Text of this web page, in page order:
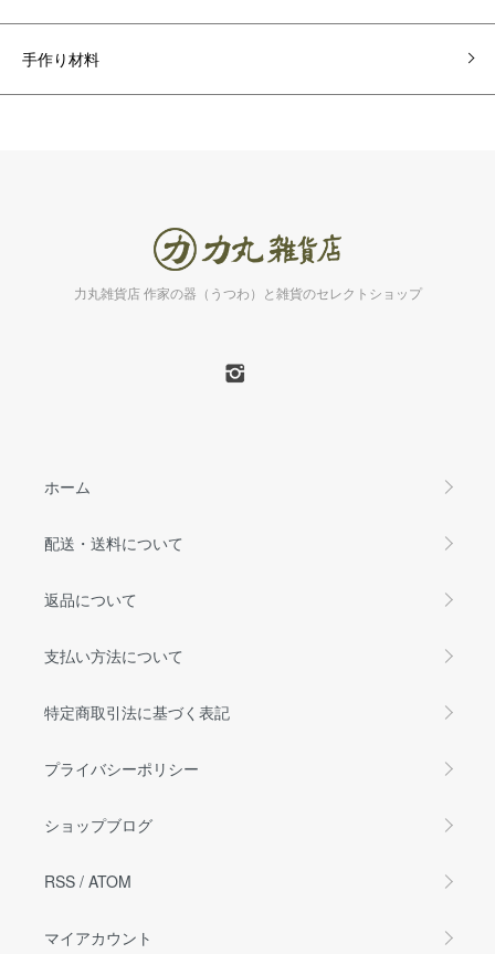
手作り材料
力丸雑貨店 作家の器（うつわ）と雑貨のセレクトショップ
ホーム
配送・送料について
返品について
支払い方法について
特定商取引法に基づく表記
プライバシーポリシー
ショップブログ
RSS / ATOM
マイアカウント